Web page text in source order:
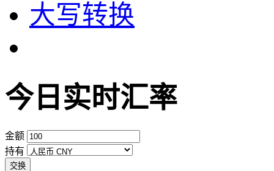
大写转换
今日实时汇率
金额
持有
交换